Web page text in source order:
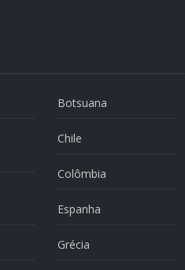
Botsuana
Chile
Colômbia
Espanha
Grécia